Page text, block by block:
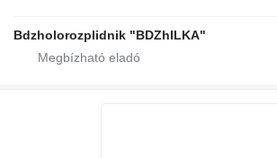
Bdzholorozplidnik "BDZhILKA"